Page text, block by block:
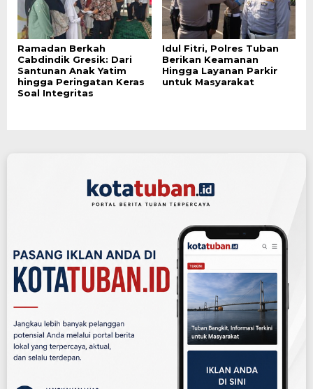
Ramadan Berkah
Cabdindik Gresik: Dari
Santunan Anak Yatim
hingga Peringatan Keras
Soal Integritas
Idul Fitri, Polres Tuban
Berikan Keamanan
Hingga Layanan Parkir
untuk Masyarakat